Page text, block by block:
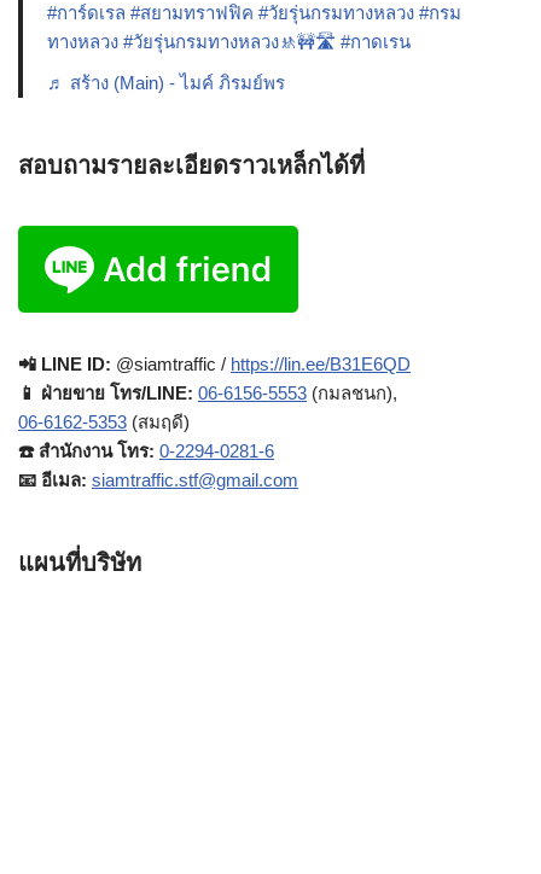
#การ์ดเรล #สยามทราฟฟิค #วัยรุ่นกรมทางหลวง #กรม
ทางหลวง #วัยรุ่นกรมทางหลวง🚸🚧🛣️ #กาดเรน
♬ สร้าง (Main) - ไมค์ ภิรมย์พร
สอบถามรายละเอียดราวเหล็กได้ที่
📲 LINE ID: @siamtraffic / https://lin.ee/B31E6QD
📱 ฝ่ายขาย โทร/LINE: 06-6156-5553 (กมลชนก),
06-6162-5353 (สมฤดี)
☎️ สำนักงาน โทร: 0-2294-0281-6
📧 อีเมล: siamtraffic.stf@gmail.com
แผนที่บริษัท